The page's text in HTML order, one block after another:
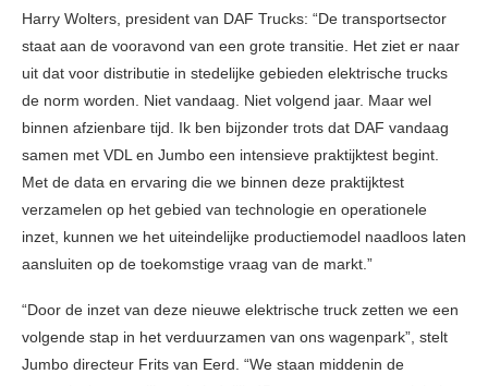
Harry Wolters, president van DAF Trucks: “De transportsector
staat aan de vooravond van een grote transitie. Het ziet er naar
uit dat voor distributie in stedelijke gebieden elektrische trucks
de norm worden. Niet vandaag. Niet volgend jaar. Maar wel
binnen afzienbare tijd. Ik ben bijzonder trots dat DAF vandaag
samen met VDL en Jumbo een intensieve praktijktest begint.
Met de data en ervaring die we binnen deze praktijktest
verzamelen op het gebied van technologie en operationele
inzet, kunnen we het uiteindelijke productiemodel naadloos laten
aansluiten op de toekomstige vraag van de markt.”
“Door de inzet van deze nieuwe elektrische truck zetten we een
volgende stap in het verduurzamen van ons wagenpark”, stelt
Jumbo directeur Frits van Eerd. “We staan middenin de